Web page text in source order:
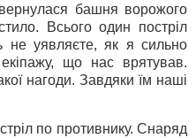
башня ворожого
Всього один постріл
не уявляєте, як я сильно
що нас врятував.
нагоди. Завдяки їм наші
по противнику. Снаряд